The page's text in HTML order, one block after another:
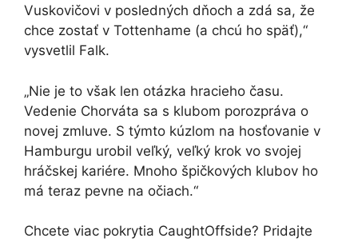
Vuskovičovi v posledných dňoch a zdá sa, že
chce zostať v Tottenhame (a chcú ho späť),“
vysvetlil Falk.
„Nie je to však len otázka hracieho času.
Vedenie Chorváta sa s klubom porozpráva o
novej zmluve. S týmto kúzlom na hosťovanie v
Hamburgu urobil veľký, veľký krok vo svojej
hráčskej kariére. Mnoho špičkových klubov ho
má teraz pevne na očiach.“
Chcete viac pokrytia CaughtOffside? Pridajte